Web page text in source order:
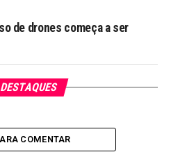
de drones começa a ser
COMENTAR